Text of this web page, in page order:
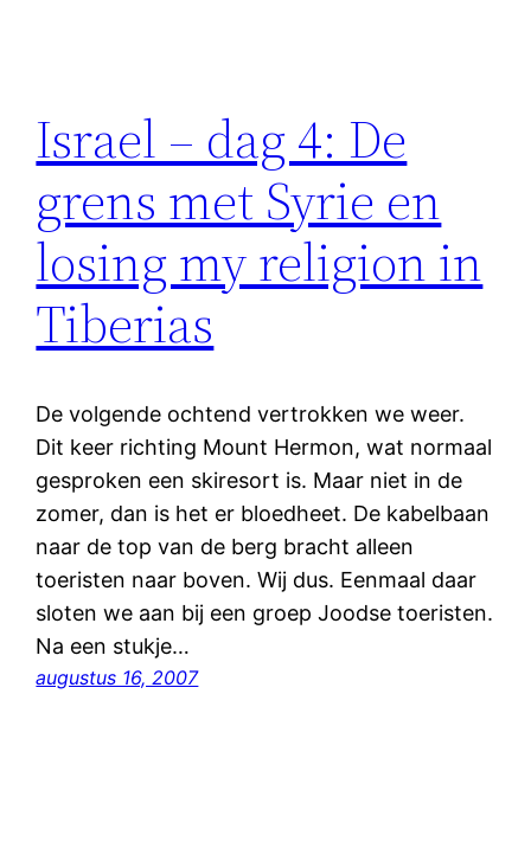
Israel – dag 4: De
grens met Syrie en
losing my religion in
Tiberias
De volgende ochtend vertrokken we weer.
Dit keer richting Mount Hermon, wat normaal
gesproken een skiresort is. Maar niet in de
zomer, dan is het er bloedheet. De kabelbaan
naar de top van de berg bracht alleen
toeristen naar boven. Wij dus. Eenmaal daar
sloten we aan bij een groep Joodse toeristen.
Na een stukje…
augustus 16, 2007